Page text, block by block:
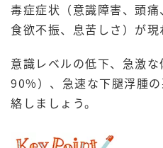
毒症症状（意識障害、頭痛
食欲不振、息苦しさ）が現
意識レベルの低下、急激
90%）、急速な下腿浮腫
絡しましょう。